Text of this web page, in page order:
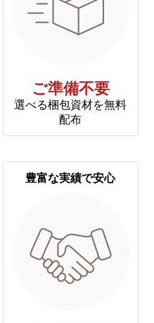
ご準備不要
選べる梱包資材を無料
配布
豊富な実績で安心